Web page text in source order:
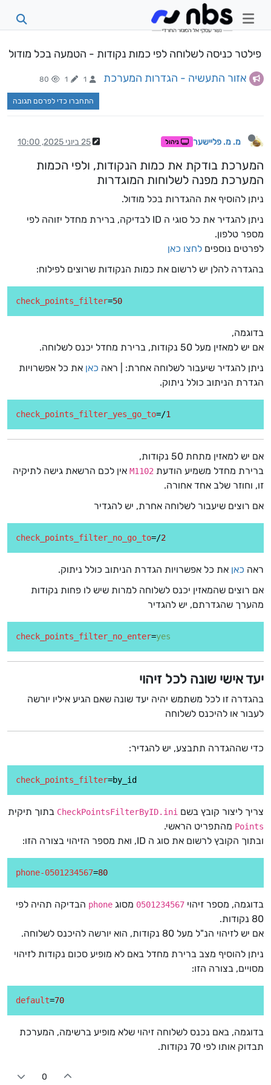
פילטר כניסה לשלוחה לפי כמות נקודות - הטמעה בכל מודול
אזור התעשיה - הגדרות המערכת
1
1
80
התחברו כדי לפרסם תגובה
מ. מ. פליישער ניהול 25 ביוני 2025, 10:00
המערכת בודקת את כמות הנקודות, ולפי הכמות
המערכת מפנה לשלוחות המוגדרות
ניתן להוסיף את ההגדרות בכל מודול.
ניתן להגדיר את כל סוגי ה ID לבדיקה, ברירת מחדל יזוהה לפי
מספר טלפון.
לפרטים נוספים לחצו כאן
בהגדרה להלן יש לרשום את כמות הנקודות שרוצים לפילוח:
check_points_filter=50
בדוגמה,
אם יש למאזין מעל 50 נקודות, ברירת מחדל יכנס לשלוחה.
ניתן להגדיר שיעבור לשלוחה אחרת: | ראה כאן את כל אפשרויות
הגדרת הניתוב כולל ניתוק.
check_points_filter_yes_go_to=/1
אם יש למאזין מתחת 50 נקודות,
ברירת מחדל משמיע הודעת M1102 אין לכם הרשאת גישה לתיקיה
זו, וחוזר שלב אחד אחורה.
אם רוצים שיעבור לשלוחה אחרת, יש להגדיר
check_points_filter_no_go_to=/2
ראה כאן את כל אפשרויות הגדרת הניתוב כולל ניתוק.
אם רוצים שהמאזין יכנס לשלוחה למרות שיש לו פחות נקודות
מהערך שהגדרתם, יש להגדיר
check_points_filter_no_enter=yes
יעד אישי שונה לכל זיהוי
בהגדרה זו לכל משתמש יהיה יעד שונה שאם הגיע איליו יורשה
לעבור או להיכנס לשלוחה
כדי שההגדרה תתבצע, יש להגדיר:
check_points_filter
צריך ליצור קובץ בשם CheckPointsFilterByID.ini בתוך תיקית
Points מהתפריט הראשי.
ובתוך הקובץ לרשום את סוג ה ID, ואת מספר הזיהוי בצורה הזו:
phone-0501234567=80
בדוגמה, מספר זיהוי 0501234567 מסוג phone הבדיקה תהיה לפי
80 נקודות.
אם יש לזיהוי הנ"ל מעל 80 נקודות, הוא יורשה להיכנס לשלוחה.
ניתן להוסיף מצב ברירת מחדל באם לא מופיע סכום נקודות לזיהוי
מסויים, בצורה הזו:
default=70
בדוגמה, באם נכנס לשלוחה זיהוי שלא מופיע ברשימה, המערכת
תבדוק אותו לפי 70 נקודות.
0